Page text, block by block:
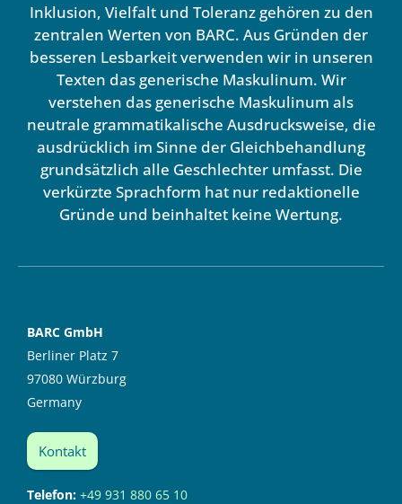
Inklusion, Vielfalt und Toleranz gehören zu den
zentralen Werten von BARC. Aus Gründen der
besseren Lesbarkeit verwenden wir in unseren
Texten das generische Maskulinum. Wir
verstehen das generische Maskulinum als
neutrale grammatikalische Ausdrucksweise, die
ausdrücklich im Sinne der Gleichbehandlung
grundsätzlich alle Geschlechter umfasst. Die
verkürzte Sprachform hat nur redaktionelle
Gründe und beinhaltet keine Wertung.
BARC GmbH
Berliner Platz 7
97080 Würzburg
Germany
Kontakt
Telefon: +49 931 880 65 10